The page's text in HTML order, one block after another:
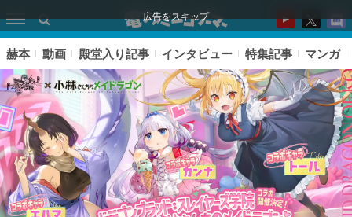
広告をスキップ
赫本 動画 殿堂入り記事 インタビュー 特集記事 マンガ